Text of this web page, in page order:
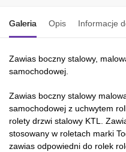
Galeria Opis Informacje
Zawias boczny stalowy,
samochodowej.
Zawias boczny stalowy
samochodowej z uchwytem
rolety drzwi stalowy KTL.
stosowany w roletach marki
zawias odpowiedni do rolek